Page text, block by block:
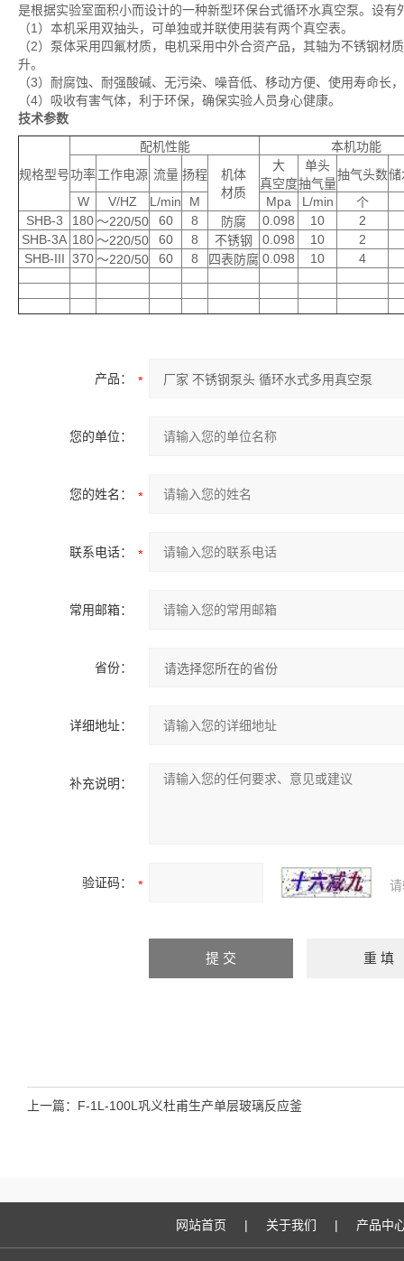
是根据实验室面积小而设计的一种新型环保台式循环水真空泵。设
（1）本机采用双抽头，可单独或并联使用装有两个真空表。
（2）泵体采用四氟材质，电机采用中外合资产品，其轴为不锈钢
升。
（3）耐腐蚀、耐强酸碱、无污染、噪音低、移动方便、使用寿命长
（4）吸收有害气体，利于环保，确保实验人员身心健康。
技术参数
规格型号
配机性能
本机功能
功率工作电源 流量 扬程
机体
材质
大
真空度
单头
抽气量
抽气头数储
W
V/HZ L/min M Mpa L/min
个
SHB-3
180～220/50 60 8 防腐 0.098 10
2
SHB-3A 180～220/50 60 8 不锈钢 0.098 10
2
SHB-III 370～220/50 60 8 四表防腐 0.098 10 4
产品：
您的单位：
您的姓名：
联系电话：
常用邮箱：
省份：
详细地址：
补充说明：
验证码：
上一篇： F-1L-100L巩义杜甫生产单层玻璃反应釜
网站首页 | 关于我们 | 产品中